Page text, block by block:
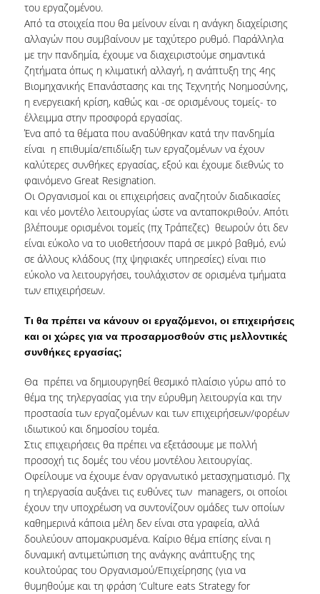
ΣΥΝΕΙΣΦΕΡΟΝΤΑΣ ΣΤΗΝ ΕΡΕΥΝΑ
ΠΡΟΣΩΠΙΚΟ
ΜΕΛΗ ΔΕΠ
ΜΕΛΗ Ε.ΔΙ.Π.
ΕΞΩΤΕΡΙΚΟΙ ΣΥΝΕΡΓΑΤΕΣ
ΔΙΟΙΚΗΤΙΚΗ ΥΠΟΣΤΗΡΙΞΗ
HR ΔΡΑΣΤΗΡΙΟΤΗΤΕΣ
ONBOARDING
ΠΡΑΚΤΙΚΗ ΑΣΚΗΣΗ
ΜΝΗΜΟΝΙΑ ΣΥΝΕΡΓΑΣΙΑΣ
ΑΠΟ ΤΗ ΘΕΩΡΙΑ ΣΤΗΝ ΠΡΑΞΗ
ΣΥΝΕΔΡΙΑ - ΗΜΕΡΙΔΕΣ
ΘΕΡΙΝΟ ΕΡΓΑΣΤΗΡΙΟ ΑΝΑΠΤΥΞΗΣ ΔΕΞΙΟΤΗΤΩΝ ΔΑΔ
HRM AUEB INSIGHTS
ΣΥΖΗΤΩΝΤΑΣ ΜΕ ΣΤΕΛΕΧΗ HR
HR ISSUES
ΔΙΑΚΡΙΣΕΙΣ
ΠΙΣΤΟΠΟΙΗΣΕΙΣ ΚΑΙ ΛΙΣΤΕΣ ΚΑΤΑΤΑΞΗΣ
ΔΙΑΚΡΙΣΕΙΣ ΤΟΥ ΜΠΣ
ΔΙΑΣΦΑΛΙΣΗ ΠΟΙΟΤΗΤΑΣ
του εργαζομένου.
Από τα στοιχεία που θα μείνουν είναι η ανάγκη διαχείρισης
αλλαγών που συμβαίνουν με ταχύτερο ρυθμό. Παράλληλα
με την πανδημία, έχουμε να διαχειριστούμε σημαντικά
ζητήματα όπως η κλιματική αλλαγή, η ανάπτυξη της 4ης
Βιομηχανικής Επανάστασης και της Τεχνητής Νοημοσύνης,
η ενεργειακή κρίση, καθώς και -σε ορισμένους τομείς- το
έλλειμμα στην προσφορά εργασίας.
Ένα από τα θέματα που αναδύθηκαν κατά την πανδημία
είναι η επιθυμία/επιδίωξη των εργαζομένων να έχουν
καλύτερες συνθήκες εργασίας, εξού και έχουμε διεθνώς το
φαινόμενο Great Resignation.
Οι Οργανισμοί και οι επιχειρήσεις αναζητούν διαδικασίες
και νέο μοντέλο λειτουργίας ώστε να ανταποκριθούν. Απότι
βλέπουμε ορισμένοι τομείς (πχ Τράπεζες) θεωρούν ότι δεν
είναι εύκολο να το υιοθετήσουν παρά σε μικρό βαθμό, ενώ
σε άλλους κλάδους (πχ ψηφιακές υπηρεσίες) είναι πιο
εύκολο να λειτουργήσει, τουλάχιστον σε ορισμένα τμήματα
των επιχειρήσεων.
Τι θα πρέπει να κάνουν οι εργαζόμενοι, οι επιχειρήσεις
και οι χώρες για να προσαρμοσθούν στις μελλοντικές
συνθήκες εργασίας;
Θα πρέπει να δημιουργηθεί θεσμικό πλαίσιο γύρω από το
θέμα της τηλεργασίας για την εύρυθμη λειτουργία και την
προστασία των εργαζομένων και των επιχειρήσεων/φορέων
ιδιωτικού και δημοσίου τομέα.
Στις επιχειρήσεις θα πρέπει να εξετάσουμε με πολλή
προσοχή τις δομές του νέου μοντέλου λειτουργίας.
Οφείλουμε να έχουμε έναν οργανωτικό μετασχηματισμό. Πχ
η τηλεργασία αυξάνει τις ευθύνες των managers, οι οποίοι
έχουν την υποχρέωση να συντονίζουν ομάδες των οποίων
καθημερινά κάποια μέλη δεν είναι στα γραφεία, αλλά
δουλεύουν απομακρυσμένα. Καίριο θέμα επίσης είναι η
δυναμική αντιμετώπιση της ανάγκης ανάπτυξης της
κουλτούρας του Οργανισμού/Επιχείρησης (για να
θυμηθούμε και τη φράση ‘Culture eats Strategy for